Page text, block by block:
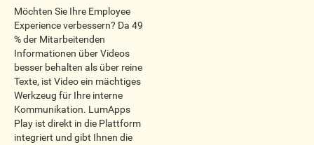
Möchten Sie Ihre Employee
Experience verbessern? Da 49
% der Mitarbeitenden
Informationen über Videos
besser behalten als über reine
Texte, ist Video ein mächtiges
Werkzeug für Ihre interne
Kommunikation. LumApps
Play ist direkt in die Plattform
integriert und gibt Ihnen die